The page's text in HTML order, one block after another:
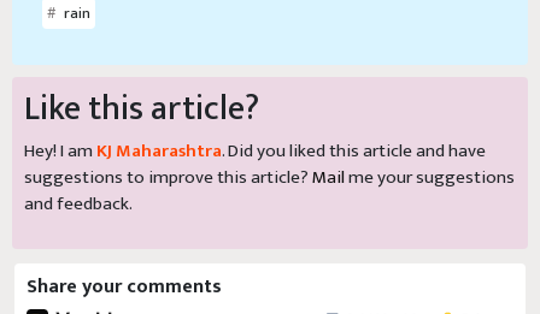
rain
Like this article?
Hey! I am KJ Maharashtra. Did you liked this article and have
suggestions to improve this article?Mailme your suggestions
and feedback.
Share your comments